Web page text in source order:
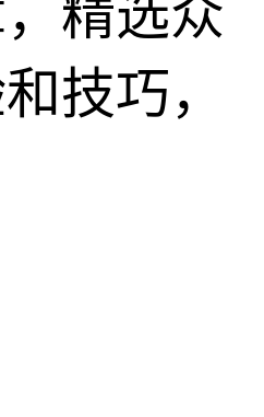
精选众
技巧，